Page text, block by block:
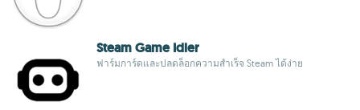
Steam Game Idler
ฟาร์มการ์ดและปลดล็อกความสำเร็จ Steam ได้ง่าย